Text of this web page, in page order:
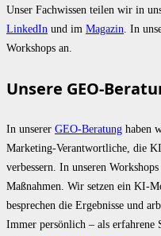
Unser Fachwissen teilen wir in
LinkedIn und im Magazin . In
Workshops an.
Unsere GEO-
In unserer GEO-Beratung haben
Marketing-Verantwortliche, die
verbessern. In unseren
Maßnahmen. Wir setzen ein KI-
besprechen die Ergebnisse und
Immer persönlich – als